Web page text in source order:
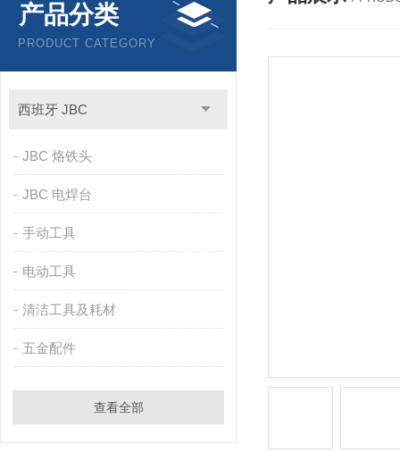
产品分类
PRODUCT CATEGORY
西班牙 JBC
JBC 烙铁头
JBC 电焊台
手动工具
电动工具
清洁工具及耗材
五金配件
查看全部